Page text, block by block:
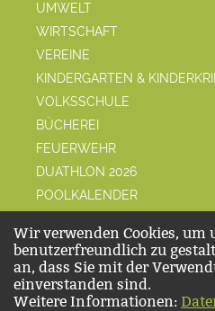
UMWELT
WIRTSCHAFT
VEREINE
KINDERGARTEN &
VOLKSSCHULE
BÜCHEREI
FEUERWEHR
DUATHLON 2026
POOLKALENDER
Wir verwenden Cookies, um
benutzerfreundlich zu
an, dass Sie mit der
einverstanden sind.
Weitere Informationen: